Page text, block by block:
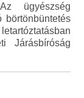
ügyészség
börtönbüntetés
Járásbíróság